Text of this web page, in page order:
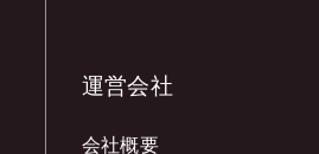
運営会社
会社概要